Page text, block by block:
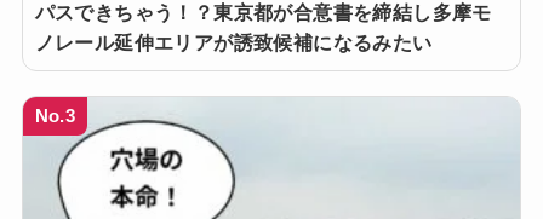
パスできちゃう！？東京都が合意書を締結し多摩モ
ノレール延伸エリアが誘致候補になるみたい
No.3